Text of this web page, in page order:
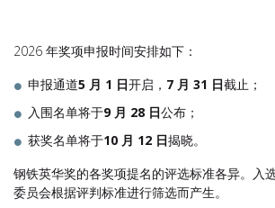
2026 年奖项申报时间安排如下：
申报通道5 月 1 日开启， 7 月 31 日截止；
入围名单将于9 月 28 日公布；
获奖名单将于10 月 12 日揭晓。
钢铁英华奖的各奖项提名的评选标准各异。入
委员会根据评判标准进行筛选而产生。